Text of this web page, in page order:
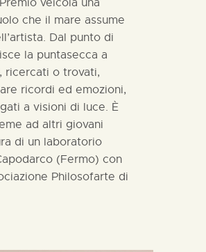
che il mare assume
Dal punto di
la puntasecca a
ricercati o trovati,
ricordi ed emozioni,
a visioni di luce. È
ad altri giovani
di un laboratorio
(Fermo) con
Philosofarte di